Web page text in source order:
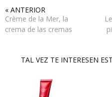
« ANTERIOR
Crème de la Mer, la
crema de las cremas
TAL VEZ TE INTERESEN